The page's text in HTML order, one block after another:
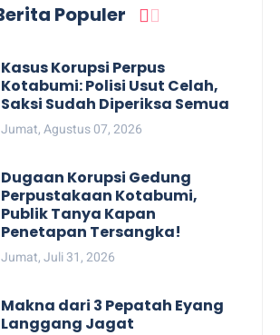
Populer
Kasus Korupsi Perpus
Kotabumi: Polisi Usut Celah,
Saksi Sudah Diperiksa Semua
Jumat, Agustus 07, 2026
Dugaan Korupsi Gedung
Perpustakaan Kotabumi,
Publik Tanya Kapan
Penetapan Tersangka!
Jumat, Juli 31, 2026
Makna dari 3 Pepatah Eyang
Langgang Jagat